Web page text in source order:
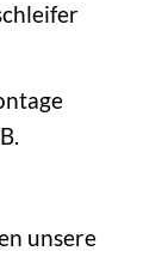
unsere